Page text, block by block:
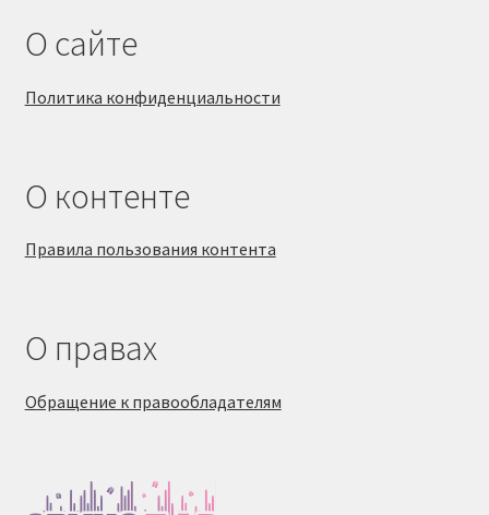
О сайте
Политика конфиденциальности
О контенте
Правила пользования контента
О правах
Обращение к правообладателям